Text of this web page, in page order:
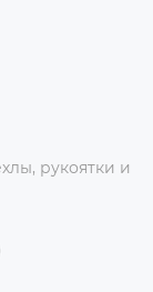
рукоятки и